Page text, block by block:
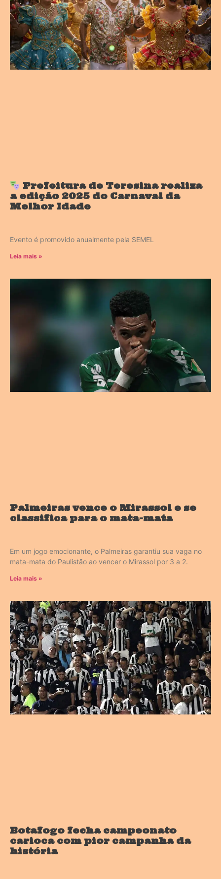
Prefeitura de Teresina realiza
a edição 2025 do Carnaval da
Melhor Idade
Evento é promovido anualmente pela SEMEL
Leia mais »
Palmeiras vence o Mirassol e se
classifica para o mata-mata
Em um jogo emocionante, o Palmeiras garantiu sua vaga no
mata-mata do Paulistão ao vencer o Mirassol por 3 a 2.
Leia mais »
Botafogo fecha campeonato
carioca com pior campanha da
história